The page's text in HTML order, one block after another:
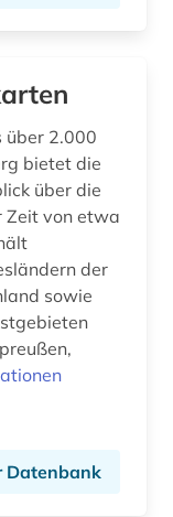
über 2.000
über die
Zeit von etwa
der
sowie
Datenbank